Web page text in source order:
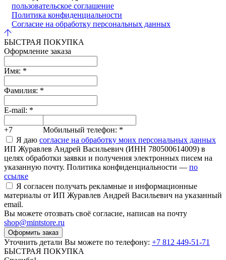
пользовательское соглашение
Политика конфиденциальности
Согласие на обработку персональных данных
БЫСТРАЯ ПОКУПКА
Оформление заказа
Имя: *
Фамилия: *
E-mail: *
+7 Мобильный телефон: *
Я даю согласие на обработку моих персональных данных
ИП Журавлев Андрей Васильевич (ИНН 780500614009) в
целях обработки заявки и получения электронных писем на
указанную почту. Политика конфиденциальности — по
ссылке
Я согласен получать рекламные и информационные
материалы от ИП Журавлев Андрей Васильевич на указанный
email.
Вы можете отозвать своё согласие, написав на почту
shop@mintstore.ru
Оформить заказ
Уточнить детали Вы можете по телефону: +7 812 449-51-71
БЫСТРАЯ ПОКУПКА